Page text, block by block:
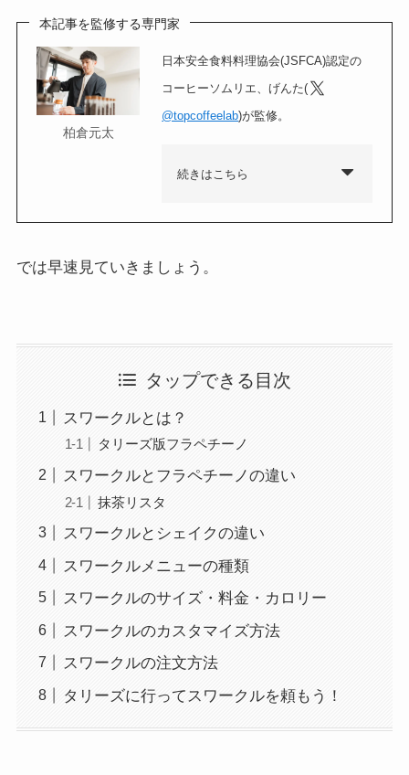
本記事を監修する専門家
柏倉元太
日本安全食料料理協会(JSFCA)認定の
コーヒーソムリエ、げんた(
@topcoffeelab)が監修。
続きはこちら
では早速見ていきましょう。
タップできる目次
スワークルとは？
タリーズ版フラペチーノ
スワークルとフラペチーノの違い
抹茶リスタ
スワークルとシェイクの違い
スワークルメニューの種類
スワークルのサイズ・料金・カロリー
スワークルのカスタマイズ方法
スワークルの注文方法
タリーズに行ってスワークルを頼もう！